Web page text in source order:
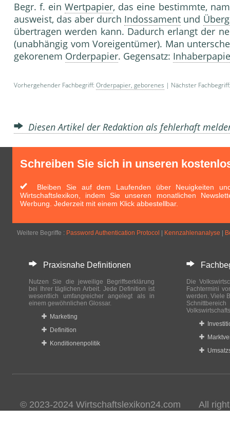
Begr. f. einWertpapier, das eine bestimmte,
ausweist, das aber durch Indossament und
übertragen werden kann. Dadurch erlangt der
(unabhängig vom Voreigentümer). Man
gekorenem Orderpapier. Gegensatz:
Vorhergehender Fachbegriff: Orderpapier, geborenes | Nächster
Diesen Artikel der Redaktion als fehlerhaft
Schreiben Sie sich in unseren
Bleiben Sie auf dem Laufenden über Neuigkeiten
Wirtschaftslexikon, indem Sie unseren monatlichen
Werbung. Jederzeit mit einem Klick abbestellbar.
Weitere Begriffe : Password Authentication Protocol Kennzahlenanalyse
Praxisnahe Definitionen
Nutzen Sie die jeweilige Begriffserklärung
bei Ihrer täglichen Arbeit. Jede Definition ist
wesentlich umfangreicher angelegt als in
einem gewöhnlichen Glossar.
Marketing
Definition
Konditionenpolitik
Die
Fachtermini
werden. Viele
© 2023-2024 Wirtschaftslexikon24.com All